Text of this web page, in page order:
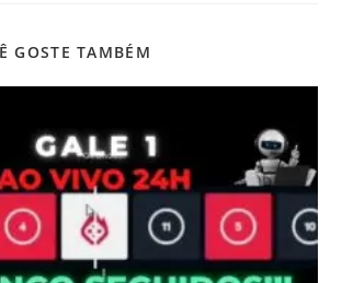
GOSTE TAMBÉM